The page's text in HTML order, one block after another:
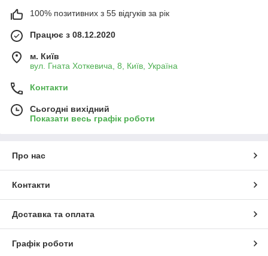
100% позитивних з 55 відгуків за рік
Працює з 08.12.2020
м. Київ
вул. Гната Хоткевича, 8, Київ, Україна
Контакти
Сьогодні вихідний
Показати весь графік роботи
Про нас
Контакти
Доставка та оплата
Графік роботи